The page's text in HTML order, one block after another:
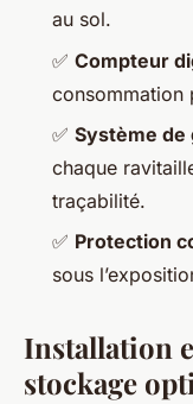
au sol.
✅ Compteur
consommation
✅ Système de
chaque
traçabilité.
✅ Protection
sous
Installation
stockage